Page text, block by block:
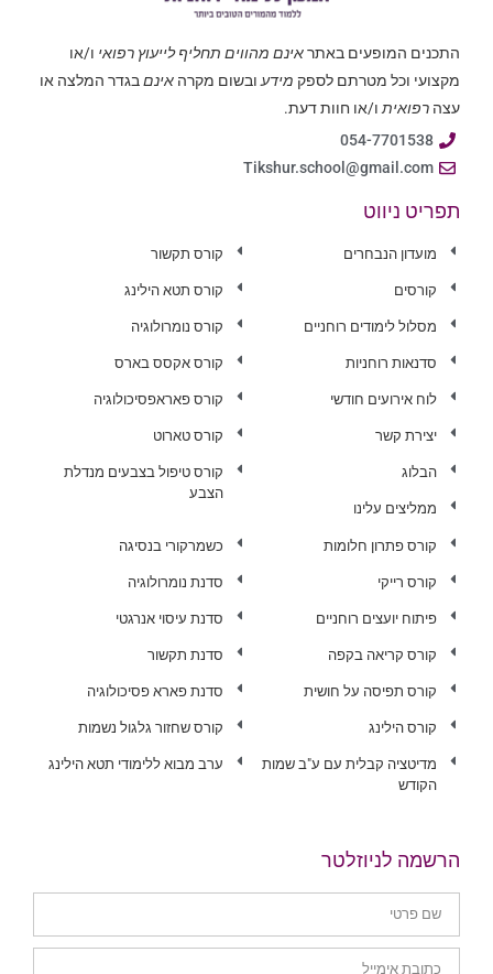
התכנים המופעים באתראינם מהווים תחליף לייעוץ רפואי ו/או
מקצועי וכל מטרתם לספק מידעובשום מקרה אינםבגדר המלצה או
עצה רפואיתו/או חוות דעת.
054-7701538
Tikshur.school@gmail.com
תפריט ניווט
מועדון הנבחרים
קורסים
מסלול לימודים רוחניים
סדנאות רוחניות
לוח אירועים חודשי
יצירת קשר
הבלוג
ממליצים עלינו
קורס תקשור
קורס תטא הילינג
קורס נומרולוגיה
קורס אקסס בארס
קורס פאראפסיכולוגיה
קורס טארוט
קורס טיפול בצבעים מנדלת
הצבע
קורס פתרון חלומות
קורס רייקי
פיתוח יועצים רוחניים
קורס קריאה בקפה
קורס תפיסה על חושית
קורס הילינג
מדיטציה קבלית עם ע"ב שמות
הקודש
כשמרקורי בנסיגה
סדנת נומרולוגיה
סדנת עיסוי אנרגטי
סדנת תקשור
סדנת פארא פסיכולוגיה
קורס שחזור גלגול נשמות
ערב מבוא ללימודי תטא הילינג
הרשמה לניוזלטר